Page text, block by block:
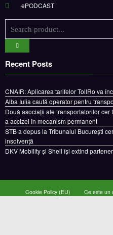
ePODCAST
Recent Posts
CNAIR: Aplicarea tarifelor TollRo va
Alba Iulia caută operator pentru
Două asociații ale transportatorilor
a accizei în mecanism permanent
STB a depus la Tribunalul București
insolvență
DKV Mobility și Shell își extind
Cookie Policy (EU)
Ce este un